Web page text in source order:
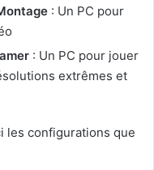
: Un PC pour
: Un PC pour jouer
extrêmes et
les configurations que